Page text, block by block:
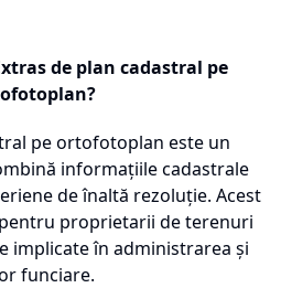
de plan cadastral pe
pe ortofotoplan este un
informațiile cadastrale
de înaltă rezoluție. Acest
proprietarii de terenuri
implicate în administrarea și
funciare.